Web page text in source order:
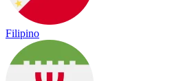
Filipino